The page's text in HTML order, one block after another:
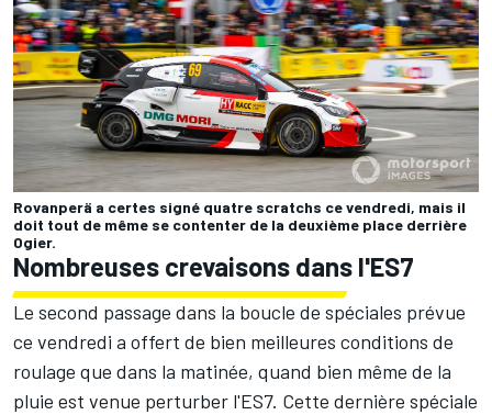
Rovanperä a certes signé quatre scratchs ce vendredi, mais il
doit tout de même se contenter de la deuxième place derrière
Ogier.
Nombreuses crevaisons dans l'ES7
Le second passage dans la boucle de spéciales prévue
ce vendredi a offert de bien meilleures conditions de
roulage que dans la matinée, quand bien même de la
pluie est venue perturber l'ES7. Cette dernière spéciale